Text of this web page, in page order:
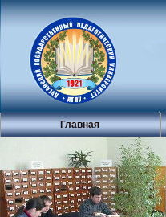
Главная